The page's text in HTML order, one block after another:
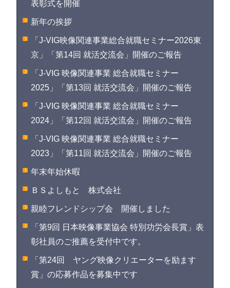
表彰式を開催
新年の挨拶
「J-VIG映像関連事業総合就職セミナー2026東
京」「第14回 就活交流会」開催のご報告
「J-VIG 映像関連事業 総合就職セミナー
2025」「第13回 就活交流会」開催のご報告
「J-VIG 映像関連事業 総合就職セミナー
2024」「第12回 就活交流会」開催のご報告
「J-VIG 映像関連事業 総合就職セミナー
2023」「第11回 就活交流会」開催のご報告
年末年始休暇
ＢＳよしもと 株式会社
親睦フレンドシップ会 開催しました
「第9回 日本映像事業協会 特別功労会長賞」表
彰社員のご推薦を受付中です。
「第24回 ヤング映像クリエーターを励ます
賞」の応募作品を募集中です